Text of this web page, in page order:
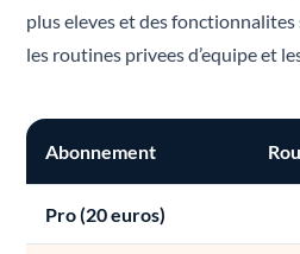
plus eleves et des
les routines privees d’equipe et
Abonnement
Pro (20 euros)